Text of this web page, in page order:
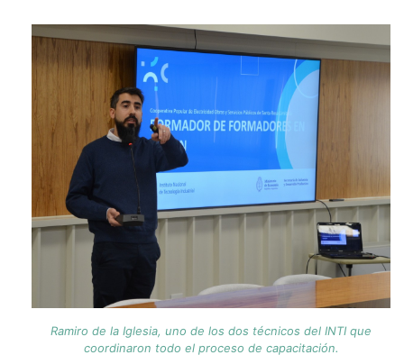
Ramiro de la Iglesia, uno de los dos técnicos del INTI que
coordinaron todo el proceso de capacitación.